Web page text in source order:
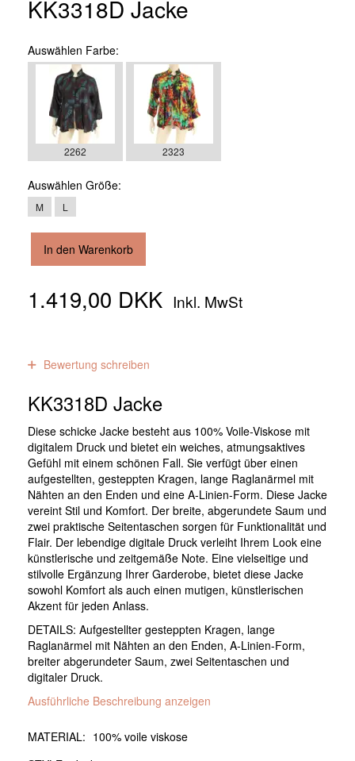
KK3318D Jacke
Auswählen Farbe:
2262 2323
Auswählen Größe:
M L
In den Warenkorb
1.419,00 DKK Inkl. MwSt
Bewertung schreiben
KK3318D Jacke
Diese schicke Jacke besteht aus 100% Voile-Viskose mit
digitalem Druck und bietet ein weiches, atmungsaktives
Gefühl mit einem schönen Fall. Sie verfügt über einen
aufgestellten, gesteppten Kragen, lange Raglanärmel mit
Nähten an den Enden und eine A-Linien-Form. Diese Jacke
vereint Stil und Komfort. Der breite, abgerundete Saum und
zwei praktische Seitentaschen sorgen für Funktionalität und
Flair. Der lebendige digitale Druck verleiht Ihrem Look eine
künstlerische und zeitgemäße Note. Eine vielseitige und
stilvolle Ergänzung Ihrer Garderobe, bietet diese Jacke
sowohl Komfort als auch einen mutigen, künstlerischen
Akzent für jeden Anlass.
DETAILS: Aufgestellter gesteppten Kragen, lange
Raglanärmel mit Nähten an den Enden, A-Linien-Form,
breiter abgerundeter Saum, zwei Seitentaschen und
digitaler Druck.
Ausführliche Beschreibung anzeigen
MATERIAL: 100% voile viskose